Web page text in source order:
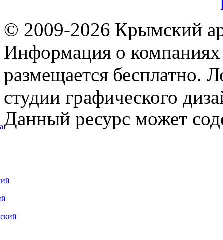
© 2009-2026 Крымский
Информация о компаниях
размещается бесплатно.
студии графического
Данный ресурс может